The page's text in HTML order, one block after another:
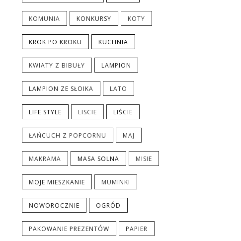
KOMUNIA KONKURSY KOTY
KROK PO KROKU KUCHNIA
KWIATY Z BIBUŁY LAMPION
LAMPION ZE SŁOIKA LATO
LIFE STYLE LISCIE LIŚCIE
ŁAŃCUCH Z POPCORNU MAJ
MAKRAMA MASA SOLNA MISIE
MOJE MIESZKANIE MUMINKI
NOWOROCZNIE OGRÓD
PAKOWANIE PREZENTÓW PAPIER